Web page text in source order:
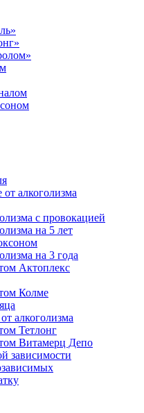
алкоголизма
с провокацией
на 5 лет
на 3 года
Актоплекс
Колме
алкоголизма
Тетлонг
Витамерц Депо
зависимости